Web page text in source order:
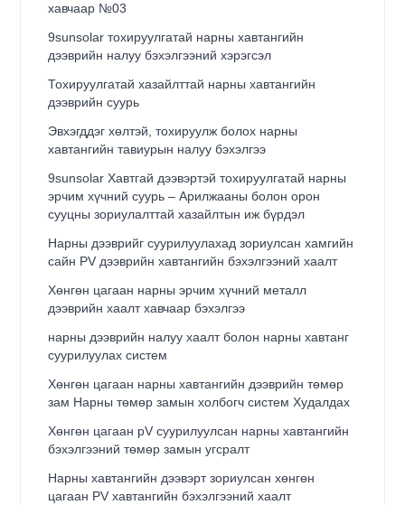
хавчаар №03
9sunsolar тохируулгатай нарны хавтангийн
дээврийн налуу бэхэлгээний хэрэгсэл
Тохируулгатай хазайлттай нарны хавтангийн
дээврийн суурь
Эвхэгддэг хөлтэй, тохируулж болох нарны
хавтангийн тавиурын налуу бэхэлгээ
9sunsolar Хавтгай дээвэртэй тохируулгатай нарны
эрчим хүчний суурь – Арилжааны болон орон
сууцны зориулалттай хазайлтын иж бүрдэл
Нарны дээврийг суурилуулахад зориулсан хамгийн
сайн PV дээврийн хавтангийн бэхэлгээний хаалт
Хөнгөн цагаан нарны эрчим хүчний металл
дээврийн хаалт хавчаар бэхэлгээ
нарны дээврийн налуу хаалт болон нарны хавтанг
суурилуулах систем
Хөнгөн цагаан нарны хавтангийн дээврийн төмөр
зам Нарны төмөр замын холбогч систем Худалдах
Хөнгөн цагаан pV суурилуулсан нарны хавтангийн
бэхэлгээний төмөр замын угсралт
Нарны хавтангийн дээвэрт зориулсан хөнгөн
цагаан PV хавтангийн бэхэлгээний хаалт